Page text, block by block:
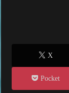
X
Pocket